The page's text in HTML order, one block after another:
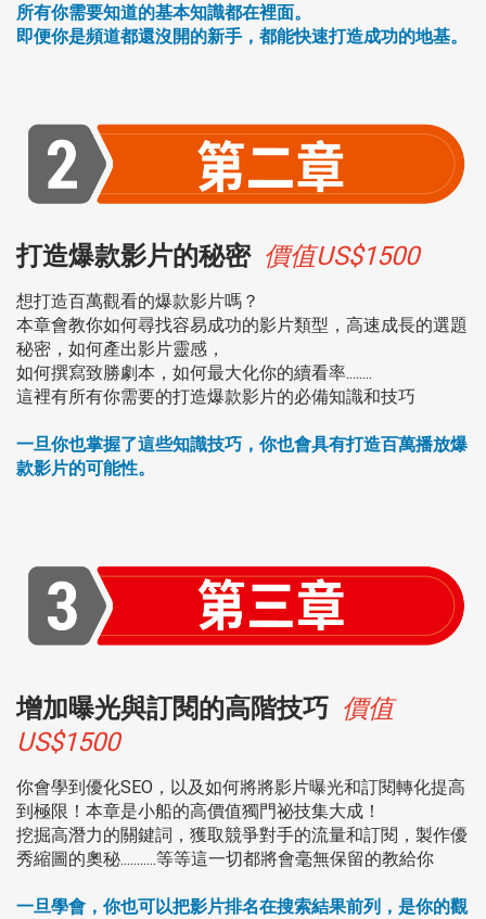
所有你需要知道的基本知識都在裡面。
即便你是頻道都還沒開的新手，都能快速打造成功的地基。
打造爆款影片的秘密 價值US$1500
想打造百萬觀看的爆款影片嗎？
本章會教你如何尋找容易成功的影片類型，高速成長的選題
秘密，如何產出影片靈感，
如何撰寫致勝劇本，如何最大化你的續看率........
這裡有所有你需要的打造爆款影片的必備知識和技巧
一旦你也掌握了這些知識技巧，你也會具有打造百萬播放爆
款影片的可能性。
增加曝光與訂閱的高階技巧 價值
US$1500
你會學到優化SEO，以及如何將將影片曝光和訂閱轉化提高
到極限！本章是小船的高價值獨門祕技集大成！
挖掘高潛力的關鍵詞，獲取競爭對手的流量和訂閱，製作優
秀縮圖的奧秘...........等等這一切都將會毫無保留的教給你
一旦學會，你也可以把影片排名在搜索結果前列，是你的觀